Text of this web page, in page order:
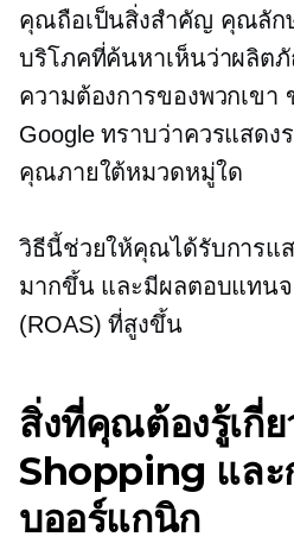
คุณถือเป็นสิ่งสำคัญ คุณลัก
บริโภคที่ค้นหาเห็นว่าผลิ
ความต้องการของพวกเข
Google ทราบว่าควรแสด
คุณภายใต้หมวดหมู่ใด
วิธีนี้ช่วยให้คุณได้รับการแ
มากขึ้น และมีผลตอบแทน
(ROAS) ที่สูงขึ้น
สิ่งที่คุณต้องรู้เกี่
Shopping และ
บออร์แกนิก